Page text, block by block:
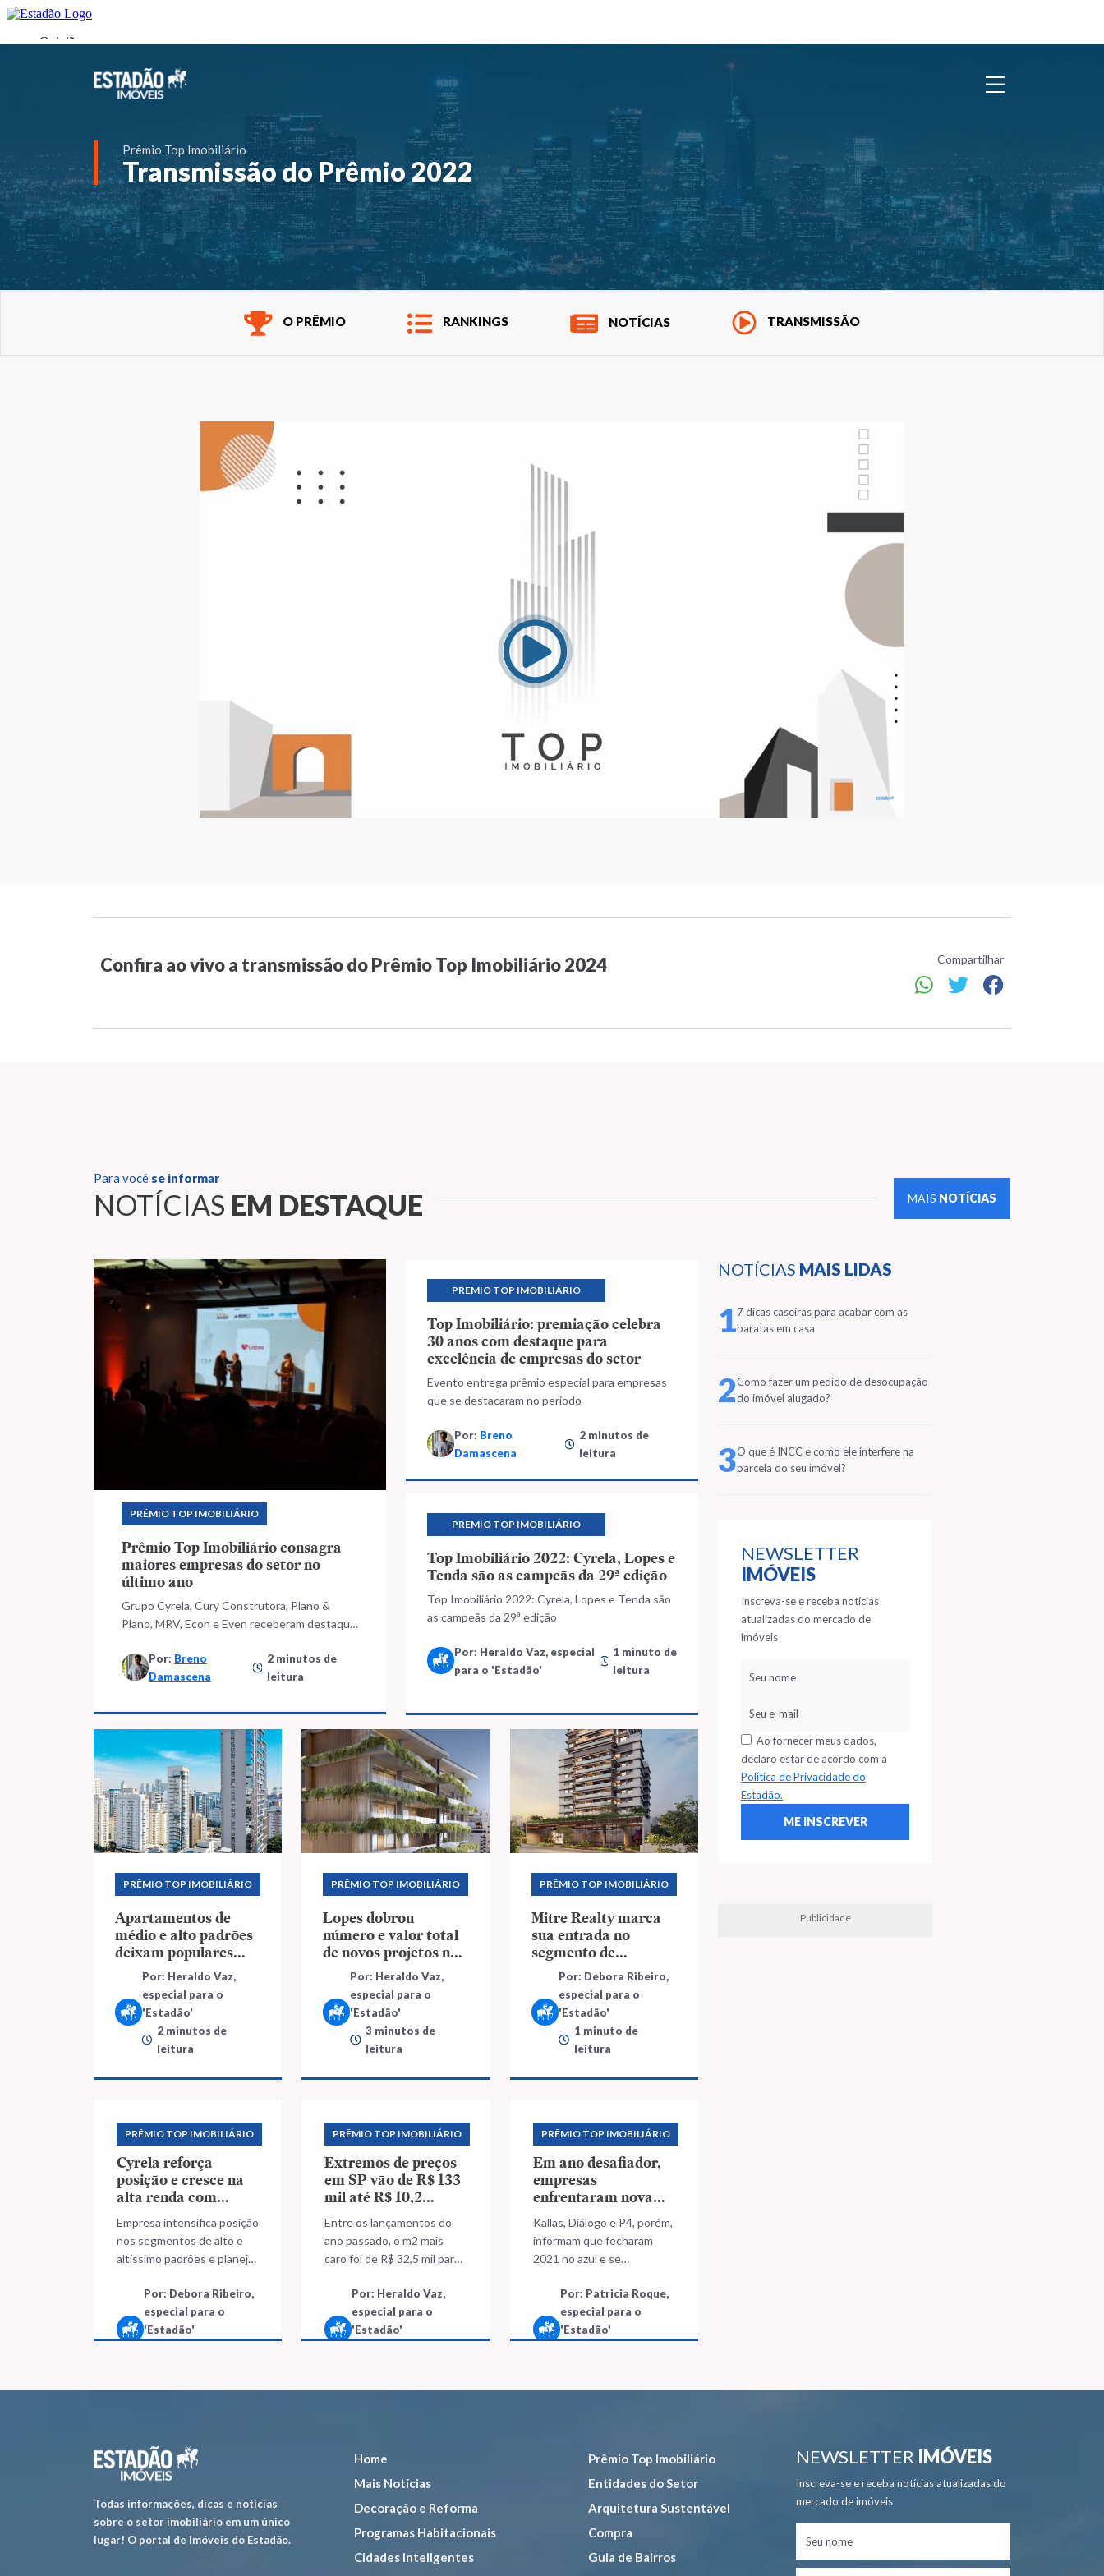
Prêmio Top Imobiliário
Transmissão do Prêmio 2022
O PRÊMIO RANKINGS NOTÍCIAS TRANSMISSÃO
Confira ao vivo a transmissão do Prêmio Top Imobiliário 2024 Compartilhar
Para você se informar
NOTÍCIAS EM DESTAQUE MAIS NOTÍCIAS
NOTÍCIAS MAIS LIDAS
17 dicas caseiras para acabar com as
baratas em casa
2Como fazer um pedido de desocupação
do imóvel alugado?
3O que é INCC e como ele interfere na
parcela do seu imóvel?
NEWSLETTER
IMÓVEIS
Inscreva-se e receba notícias
atualizadas do mercado de
imóveis
Ao fornecer meus dados,
declaro estar de acordo com a
Política de Privacidade do
Estadão.
Publicidade
PRÊMIO TOP IMOBILIÁRIO
Prêmio Top Imobiliário consagra
maiores empresas do setor no
último ano
Grupo Cyrela, Cury Construtora, Plano &
Plano, MRV, Econ e Even receberam destaque
Por: Breno
Damascena
2 minutos de
leitura
PRÊMIO TOP IMOBILIÁRIO
Top Imobiliário: premiação celebra
30 anos com destaque para
excelência de empresas do setor
Evento entrega prêmio especial para empresas
que se destacaram no período
Por: Breno
Damascena
2 minutos de
leitura
PRÊMIO TOP IMOBILIÁRIO
Top Imobiliário 2022: Cyrela, Lopes e
Tenda são as campeãs da 29ª edição
Top Imobiliário 2022: Cyrela, Lopes e Tenda são
as campeãs da 29ª edição
Por: Heraldo Vaz, especial
para o 'Estadão'
1 minuto de
leitura
PRÊMIO TOP IMOBILIÁRIO
Apartamentos de
médio e alto padrões
deixam populares
para trás
Por: Heraldo Vaz,
especial para o
'Estadão'
2 minutos de
leitura
PRÊMIO TOP IMOBILIÁRIO
Lopes dobrou
número e valor total
de novos projetos no
ano passado
Por: Heraldo Vaz,
especial para o
'Estadão'
3 minutos de
leitura
PRÊMIO TOP IMOBILIÁRIO
Mitre Realty marca
sua entrada no
segmento de
altíssimo padrão
Por: Debora Ribeiro,
especial para o
'Estadão'
1 minuto de
leitura
PRÊMIO TOP IMOBILIÁRIO
Cyrela reforça
posição e cresce na
alta renda com
marcas parceiras
Empresa intensifica posição
nos segmentos de alto e
altíssimo padrões e planeja
tipo neste ano
Por: Debora Ribeiro,
especial para o
'Estadão'
PRÊMIO TOP IMOBILIÁRIO
Extremos de preços
em SP vão de R$ 133
mil até R$ 10,2
milhões
Entre os lançamentos do
ano passado, o m2 mais
caro foi de R$ 32,5 mil para
do Ibirapuera
Por: Heraldo Vaz,
especial para o
'Estadão'
PRÊMIO TOP IMOBILIÁRIO
Em ano desafiador,
empresas
enfrentaram nova
onda da covid e
aumento de custos
Kallas, Diálogo e P4, porém,
informam que fecharam
2021 no azul e se
reconhecimento do Top
Imobiliário
Por: Patricia Roque,
especial para o
'Estadão'
Todas informações, dicas e notícias
sobre o setor imobiliário em um único
lugar! O portal de Imóveis do Estadão.
Home
Mais Notícias
Decoração e Reforma
Programas Habitacionais
Cidades Inteligentes
Prêmio Top Imobiliário
Entidades do Setor
Arquitetura Sustentável
Compra
Guia de Bairros
NEWSLETTER IMÓVEIS
Inscreva-se e receba notícias atualizadas do
mercado de imóveis